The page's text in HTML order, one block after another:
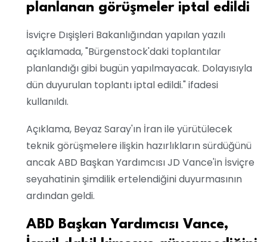
planlanan görüşmeler iptal edildi
İsviçre Dışişleri Bakanlığından yapılan yazılı
açıklamada, "Bürgenstock'daki toplantılar
planlandığı gibi bugün yapılmayacak. Dolayısıyla
dün duyurulan toplantı iptal edildi." ifadesi
kullanıldı.
Açıklama, Beyaz Saray'ın İran ile yürütülecek
teknik görüşmelere ilişkin hazırlıkların sürdüğünü
ancak ABD Başkan Yardımcısı JD Vance'in İsviçre
seyahatinin şimdilik ertelendiğini duyurmasının
ardından geldi.
ABD Başkan Yardımcısı Vance,